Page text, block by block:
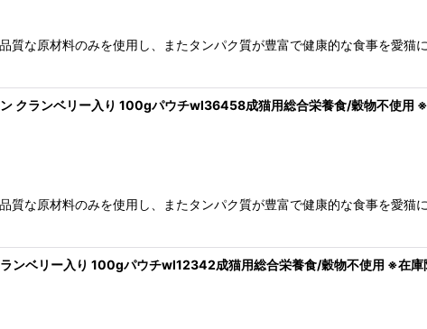
質な原材料のみを使用し、またタンパク質が豊富で健康的な食事を愛
クランベリー入り 100gパウチwl36458成猫用総合栄養食/穀物不使用
質な原材料のみを使用し、またタンパク質が豊富で健康的な食事を愛
ンベリー入り 100gパウチwl12342成猫用総合栄養食/穀物不使用 ※在庫